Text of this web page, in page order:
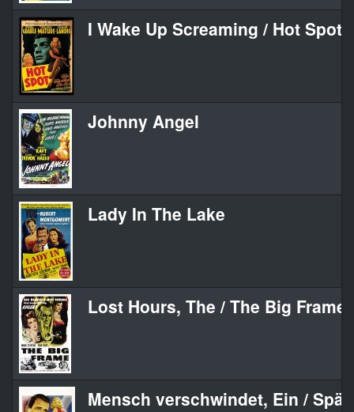
I Wake Up Screaming / Hot Spot
Johnny Angel
Lady In The Lake
Lost Hours, The / The Big Frame
Mensch verschwindet, Ein /